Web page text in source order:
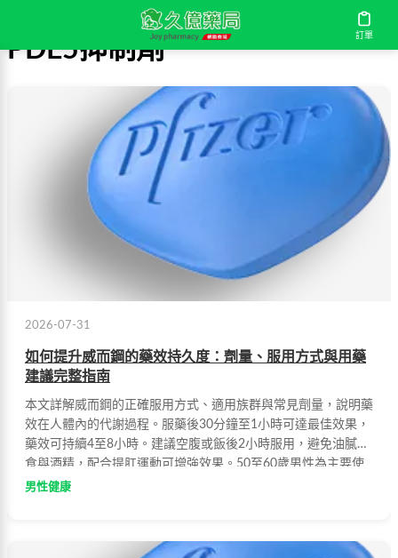
訂單
PDE5抑制劑
2026-07-31
如何提升威而鋼的藥效持久度：劑量、服用方式與用藥
建議完整指南
本文詳解威而鋼的正確服用方式、適用族群與常見劑量，說明藥
效在人體內的代謝過程。服藥後30分鐘至1小時可達最佳效果，
藥效可持續4至8小時。建議空腹或飯後2小時服用，避免油膩飲
食與酒精，配合提肛運動可增強效果。50至60歲男性為主要使
用族群，65歲以上建議從50mg起始服用。
男性健康